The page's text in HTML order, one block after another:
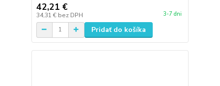
42,21 €
34,31 € bez DPH 3-7 dni
Pridať do košíka